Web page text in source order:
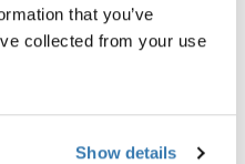
that you’ve
collected from your use
Show details